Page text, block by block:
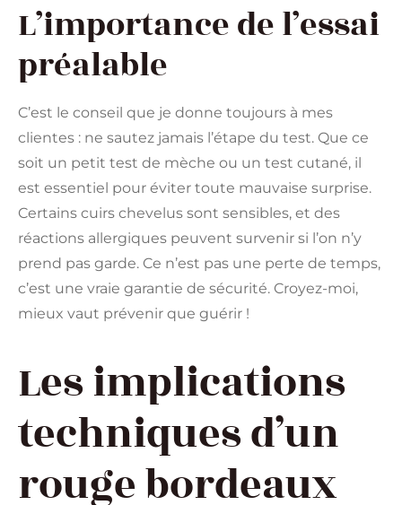
L’importance de l’essai
préalable
C’est le conseil que je donne toujours à mes
clientes : ne sautez jamais l’étape du test. Que ce
soit un petit test de mèche ou un test cutané, il
est essentiel pour éviter toute mauvaise surprise.
Certains cuirs chevelus sont sensibles, et des
réactions allergiques peuvent survenir si l’on n’y
prend pas garde. Ce n’est pas une perte de temps,
c’est une vraie garantie de sécurité. Croyez-moi,
mieux vaut prévenir que guérir !
Les implications
techniques d’un
rouge bordeaux